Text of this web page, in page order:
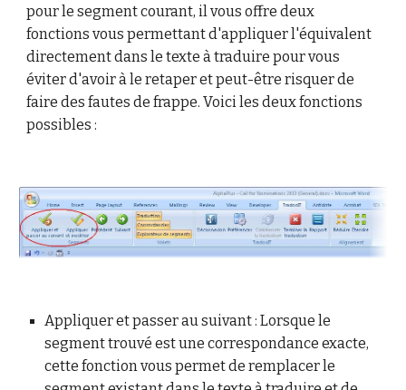
pour le segment courant, il vous offre deux
fonctions vous permettant d'appliquer l'équivalent
directement dans le texte à traduire pour vous
éviter d'avoir à le retaper et peut-être risquer de
faire des fautes de frappe. Voici les deux fonctions
possibles :
Appliquer et passer au suivant : Lorsque le
segment trouvé est une correspondance exacte,
cette fonction vous permet de remplacer le